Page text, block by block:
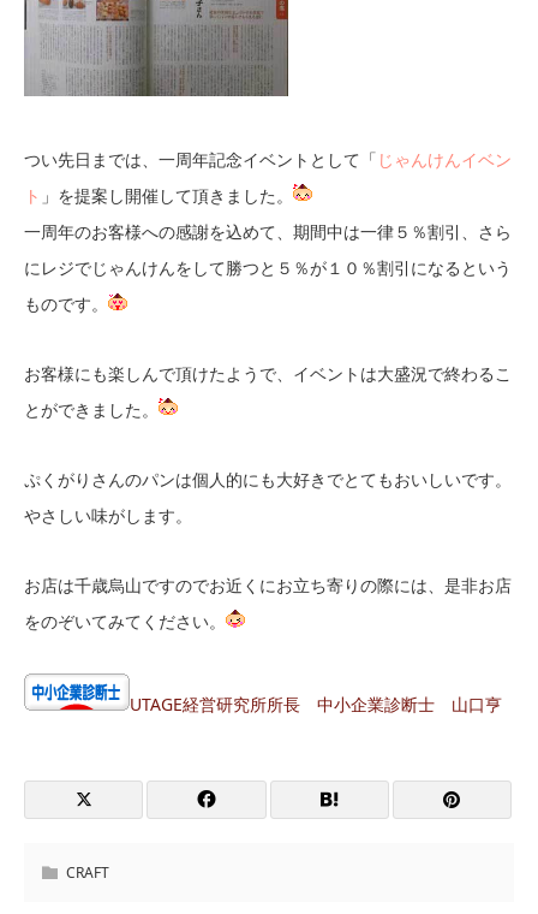
つい先日までは、一周年記念イベントとして「 じゃんけんイベン
ト 」を提案し開催して頂きました。
一周年のお客様への感謝を込めて、期間中は一律５％割引、さら
にレジでじゃんけんをして勝つと５％が１０％割引になるという
ものです。
お客様にも楽しんで頂けたようで、イベントは大盛況で終わるこ
とができました。
ぷくがりさんのパンは個人的にも大好きでとてもおいしいです。
やさしい味がします。
お店は千歳烏山ですのでお近くにお立ち寄りの際には、是非お店
をのぞいてみてください。
UTAGE経営研究所所長 中小企業診断士 山口亨
CRAFT